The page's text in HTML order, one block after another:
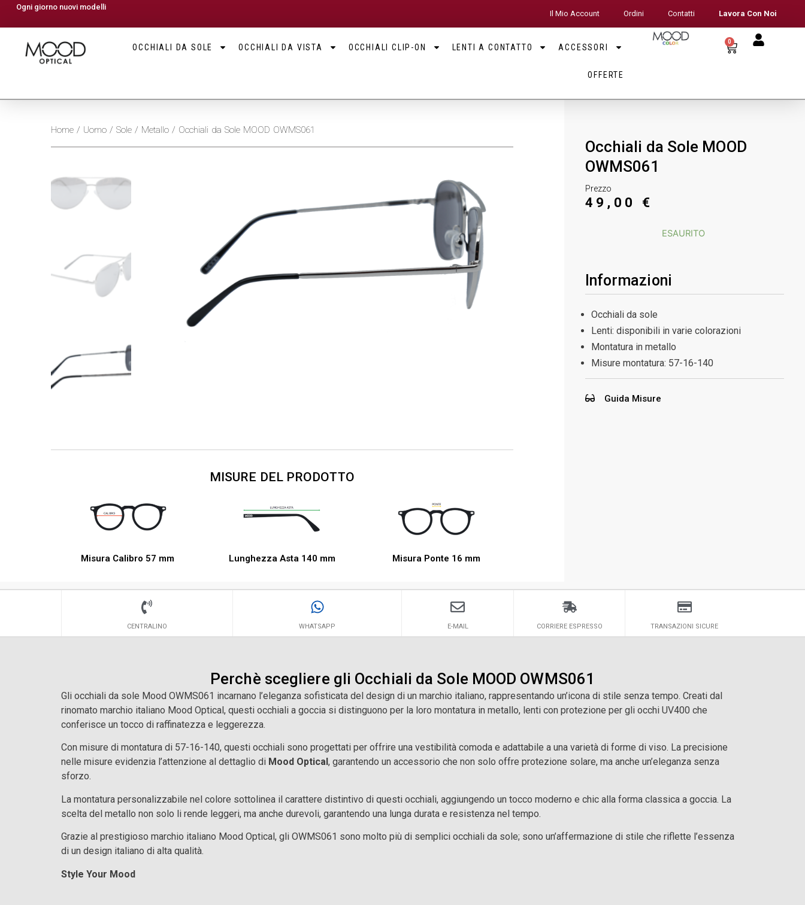
Ogni giorno nuovi modelli
Il Mio Account Ordini Contatti Lavora Con Noi
OCCHIALI DA SOLE OCCHIALI DA VISTA OCCHIALI CLIP-ON LENTI A CONTATTO ACCESSORI
OFFERTE
0
Home/ Uomo/ Sole/ Metallo/ Occhiali da Sole MOOD OWMS061
MISURE DEL PRODOTTO
Misura Calibro 57 mm Lunghezza Asta 140 mm Misura Ponte 16 mm
Occhiali da Sole MOOD
OWMS061
Prezzo
49,00 €
ESAURITO
Informazioni
Occhiali da sole
Lenti: disponibili in varie colorazioni
Montatura in metallo
Misure montatura: 57-16-140
Guida Misure
CENTRALINO WHATSAPP E-MAIL CORRIERE ESPRESSO TRANSAZIONI SICURE
Perchè scegliere gli Occhiali da Sole MOOD OWMS061
Gli occhiali da sole Mood OWMS061 incarnano l’eleganza sofisticata del design di un marchio italiano, rappresentando un’icona di stile senza tempo. Creati dal
rinomato marchio italiano Mood Optical, questi occhiali a goccia si distinguono per la loro montatura in metallo, lenti con protezione per gli occhi UV400 che
conferisce un tocco di raffinatezza e leggerezza.
Con misure di montatura di 57-16-140, questi occhiali sono progettati per offrire una vestibilità comoda e adattabile a una varietà di forme di viso. La precisione
nelle misure evidenzia l’attenzione al dettaglio di Mood Optical , garantendo un accessorio che non solo offre protezione solare, ma anche un’eleganza senza
sforzo.
La montatura personalizzabile nel colore sottolinea il carattere distintivo di questi occhiali, aggiungendo un tocco moderno e chic alla forma classica a goccia. La
scelta del metallo non solo li rende leggeri, ma anche durevoli, garantendo una lunga durata e resistenza nel tempo.
Grazie al prestigioso marchio italiano Mood Optical, gli OWMS061 sono molto più di semplici occhiali da sole; sono un’affermazione di stile che riflette l’essenza
di un design italiano di alta qualità.
Style Your Mood